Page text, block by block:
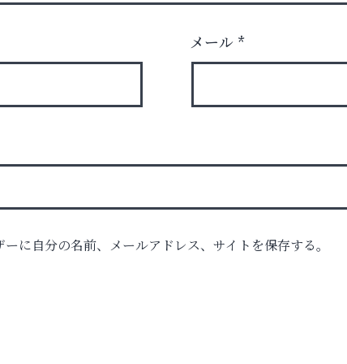
メール *
に自分の名前、メールアドレス、サイトを保存する。